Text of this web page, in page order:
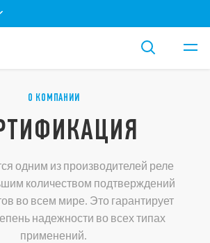
О КОМПАНИИ
одним из производителей реле
количеством подтверждений
во всем мире. Это гарантирует
надежности во всех типах
применений.